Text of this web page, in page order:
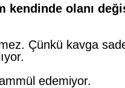
kendinde olanı
Çünkü kavga
edemiyor.